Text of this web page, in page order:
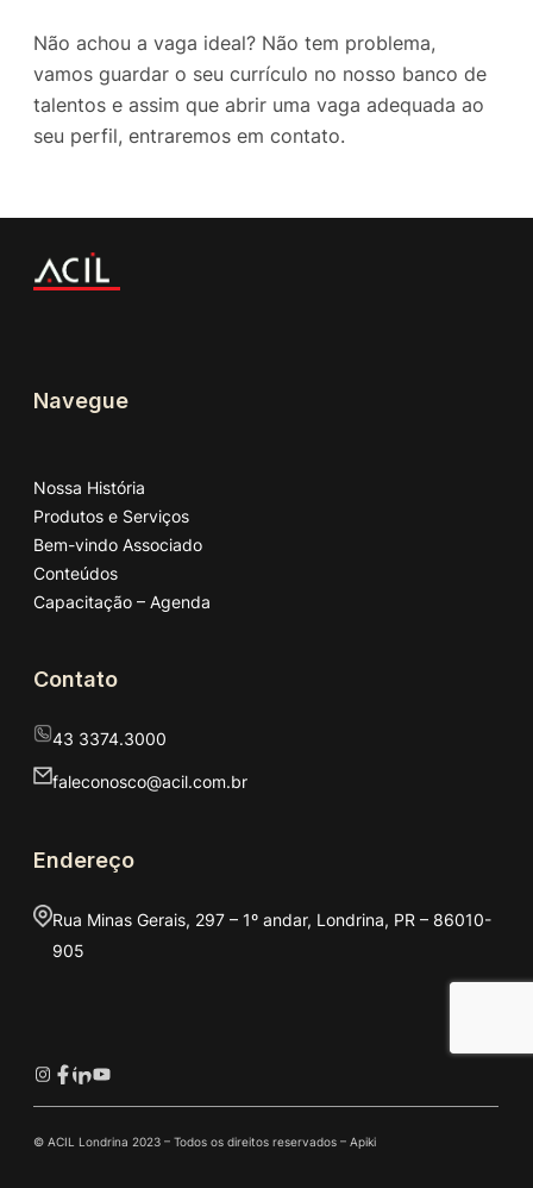
Não achou a vaga ideal? Não tem problema,
vamos guardar o seu currículo no nosso banco de
talentos e assim que abrir uma vaga adequada ao
seu perfil, entraremos em contato.
Navegue
Nossa História
Produtos e Serviços
Bem-vindo Associado
Conteúdos
Capacitação – Agenda
Contato
43 3374.3000
faleconosco@acil.com.br
Endereço
Rua Minas Gerais, 297 – 1º andar, Londrina, PR – 86010-
905
Instagram
Facebook
LinkedIn
Youtube
© ACIL Londrina 2023 – Todos os direitos reservados – Apiki